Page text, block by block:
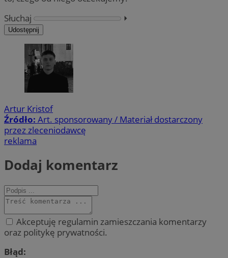
Słuchaj
⏵︎
Udostępnij
Artur Kristof
Źródło: Art. sponsorowany / Materiał dostarczony
przez zleceniodawcę
reklama
Dodaj komentarz
Akceptuję regulamin zamieszczania komentarzy
oraz politykę prywatności.
Błąd: